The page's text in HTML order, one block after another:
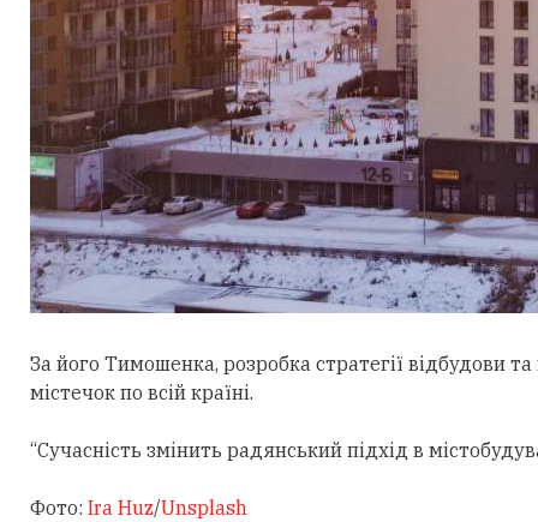
За його Тимошенка, розробка стратегії відбудови
містечок по всій країні.
“Сучасність змінить радянський підхід в
Фото: Ira Huz/Unsplash